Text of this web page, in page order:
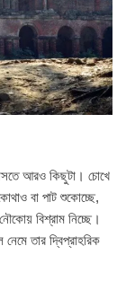
আরও কিছুটা। চোখে
বা পাট শুকোচ্ছে,
বিশ্রাম নিচ্ছে।
তার দ্বিপ্রাহরিক